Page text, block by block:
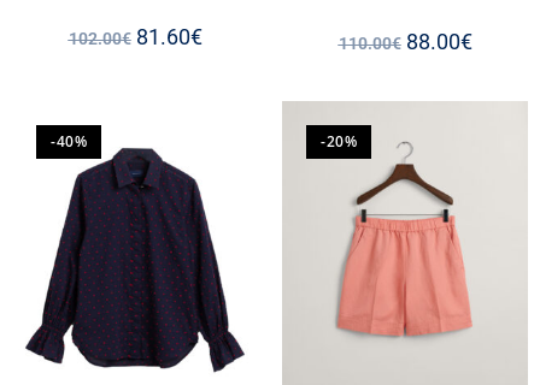
102.00€ 81.60€ 110.00€ 88.00€
-40% -20%